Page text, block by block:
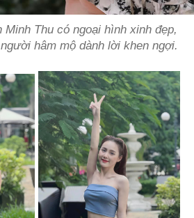
Thu có ngoại hình xinh đẹp,
hâm mộ dành lời khen ngợi.